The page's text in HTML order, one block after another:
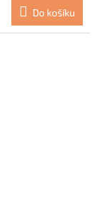
Do košíku